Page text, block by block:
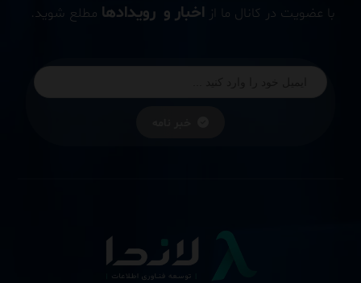
با عضویت در کانال ما از اخبار و رویدادها مطلع شوید.